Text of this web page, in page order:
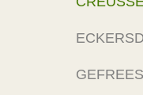
GEFREES